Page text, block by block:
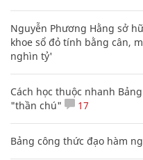
Nguyễn Phương Hằng sở
khoe sổ đỏ tính bằng cân,
nghìn tỷ'
Cách học thuộc nhanh
"thần chú"
17
Bảng công thức đạo hàm